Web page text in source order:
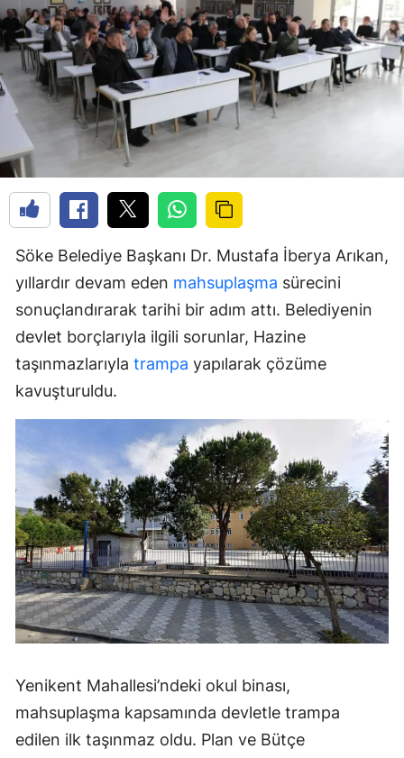
Söke Belediye Başkanı Dr. Mustafa İberya Arıkan,
yıllardır devam eden mahsuplaşma sürecini
sonuçlandırarak tarihi bir adım attı. Belediyenin
devlet borçlarıyla ilgili sorunlar, Hazine
taşınmazlarıyla trampa yapılarak çözüme
kavuşturuldu.
Yenikent Mahallesi’ndeki okul binası,
mahsuplaşma kapsamında devletle trampa
edilen ilk taşınmaz oldu. Plan ve Bütçe